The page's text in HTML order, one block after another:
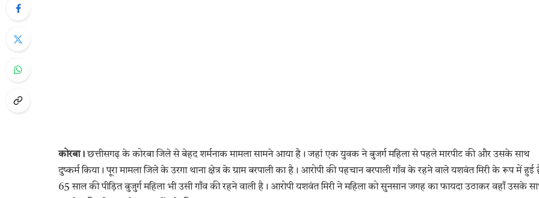
कोरबा।छत्तीसगढ़ के कोरबा जिले से बेहद शर्मनाक मामला सामने आया है। जहां एक युवक ने बुजर्ग महिला से पहले मारपीट की और उसके साथ
दुष्कर्म किया। पूरा मामला जिले के उरगा थाना क्षेत्र के ग्राम बरपाली का है। आरोपी की पहचान बरपाली गाँव के रहने वाले यशवंत मिरी के रूप में हुई
65 साल की पीड़ित बुजुर्ग महिला भी उसी गाँव की रहने वाली है। आरोपी यशवंत मिरी ने महिला को सुनसान जगह का फायदा उठाकर वहाँ उसके